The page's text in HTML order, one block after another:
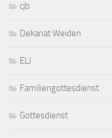
cjb
Dekanat Weiden
ELJ
Familiengottesdienst
Gottesdienst